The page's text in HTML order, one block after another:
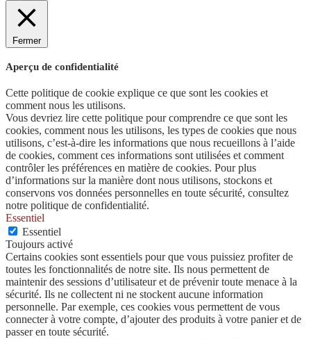
Fermer
Aperçu de confidentialité
Cette politique de cookie explique ce que sont les cookies et
comment nous les utilisons.
Vous devriez lire cette politique pour comprendre ce que sont les
cookies, comment nous les utilisons, les types de cookies que nous
utilisons, c’est-à-dire les informations que nous recueillons à l’aide
de cookies, comment ces informations sont utilisées et comment
contrôler les préférences en matière de cookies. Pour plus
d’informations sur la manière dont nous utilisons, stockons et
conservons vos données personnelles en toute sécurité, consultez
notre politique de confidentialité.
Essentiel
Essentiel
Toujours activé
Certains cookies sont essentiels pour que vous puissiez profiter de
toutes les fonctionnalités de notre site. Ils nous permettent de
maintenir des sessions d’utilisateur et de prévenir toute menace à la
sécurité. Ils ne collectent ni ne stockent aucune information
personnelle. Par exemple, ces cookies vous permettent de vous
connecter à votre compte, d’ajouter des produits à votre panier et de
passer en toute sécurité.